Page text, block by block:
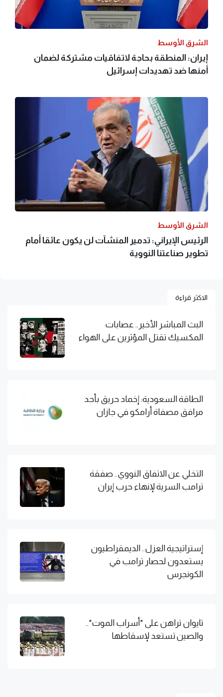
الشرق الأوسط
إيران: المنطقة بحاجة لاتفاقيات مشتركة لضمان
أمنها ضد تهديدات إسرائيل
الشرق الأوسط
الرئيس الإيراني: تدمير المنشآت لن يكون عائقا أمام
تطوير صناعتنا النووية
الاكثر قراءة
البث المباشر الأخير.. عصابات
المكسيك تقتل المؤثرين على الهواء
الطاقة السعودية: إخماد حريق بأحد
مرافق مصفاة أرامكو في جازان
التخلي عن الاتفاق النووي.. صفقة
ترامب السرية لإنهاء حرب إيران
إستراتيجية العزل.. الديمقراطيون
يستعدون لحصار ترامب في
الكونجرس
تايوان تراهن على "أسراب الموت"..
والصين تستعد لإسقاطها